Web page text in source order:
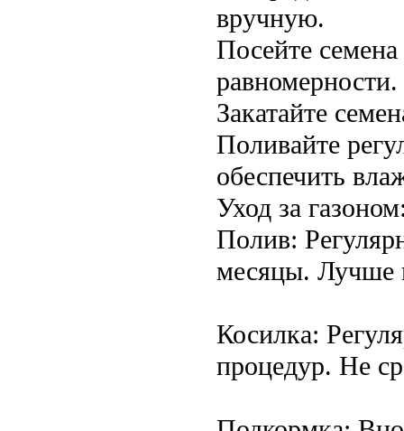
вручную.
Посейте
равномерности.
Закатайте
Поливайте
обеспечить
Уход за
Полив:
месяцы. Лучше
Косилка:
процедур. Не